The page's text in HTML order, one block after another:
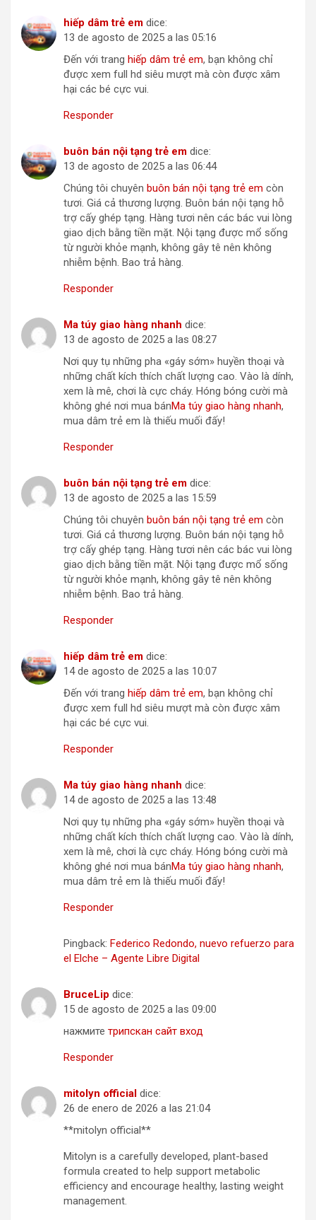
hiếp dâm trẻ em dice:
13 de agosto de 2025 a las 05:16
Đến với trang hiếp dâm trẻ em, bạn không chỉ
được xem full hd siêu mượt mà còn được xâm
hại các bé cực vui.
Responder
buôn bán nội tạng trẻ em dice:
13 de agosto de 2025 a las 06:44
Chúng tôi chuyên buôn bán nội tạng trẻ em còn
tươi. Giá cả thương lượng. Buôn bán nội tạng hỗ
trợ cấy ghép tạng. Hàng tươi nên các bác vui lòng
giao dịch bằng tiền mặt. Nội tạng được mổ sống
từ người khỏe mạnh, không gây tê nên không
nhiễm bệnh. Bao trả hàng.
Responder
Ma túy giao hàng nhanh dice:
13 de agosto de 2025 a las 08:27
Nơi quy tụ những pha «gáy sớm» huyền thoại và
những chất kích thích chất lượng cao. Vào là dính,
xem là mê, chơi là cực cháy. Hóng bóng cười mà
không ghé nơi mua bánMa túy giao hàng nhanh,
mua dâm trẻ em là thiếu muối đấy!
Responder
buôn bán nội tạng trẻ em dice:
13 de agosto de 2025 a las 15:59
Chúng tôi chuyên buôn bán nội tạng trẻ em còn
tươi. Giá cả thương lượng. Buôn bán nội tạng hỗ
trợ cấy ghép tạng. Hàng tươi nên các bác vui lòng
giao dịch bằng tiền mặt. Nội tạng được mổ sống
từ người khỏe mạnh, không gây tê nên không
nhiễm bệnh. Bao trả hàng.
Responder
hiếp dâm trẻ em dice:
14 de agosto de 2025 a las 10:07
Đến với trang hiếp dâm trẻ em, bạn không chỉ
được xem full hd siêu mượt mà còn được xâm
hại các bé cực vui.
Responder
Ma túy giao hàng nhanh dice:
14 de agosto de 2025 a las 13:48
Nơi quy tụ những pha «gáy sớm» huyền thoại và
những chất kích thích chất lượng cao. Vào là dính,
xem là mê, chơi là cực cháy. Hóng bóng cười mà
không ghé nơi mua bánMa túy giao hàng nhanh,
mua dâm trẻ em là thiếu muối đấy!
Responder
Pingback: Federico Redondo, nuevo refuerzo para
el Elche – Agente Libre Digital
BruceLip dice:
15 de agosto de 2025 a las 09:00
нажмите трипскан сайт вход
Responder
mitolyn official dice:
26 de enero de 2026 a las 21:04
**mitolyn official**
Mitolyn is a carefully developed, plant-based
formula created to help support metabolic
efficiency and encourage healthy, lasting weight
management.